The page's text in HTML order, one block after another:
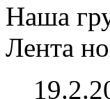
Наша
Лента